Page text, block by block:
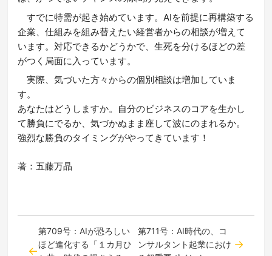
すでに特需が起き始めています。AIを前提に再構築する
企業、仕組みを組み替えたい経営者からの相談が増えて
います。対応できるかどうかで、生死を分けるほどの差
がつく局面に入っています。
実際、気づいた方々からの個別相談は増加していま
す。
あなたはどうしますか。自分のビジネスのコアを生かし
て勝負にでるか、気づかぬまま座して波にのまれるか。
強烈な勝負のタイミングがやってきています！
著：五藤万晶
第709号：AIが恐ろしい
ほど進化する「１カ月ひ
第711号：AI時代の、コ
ンサルタント起業におけ